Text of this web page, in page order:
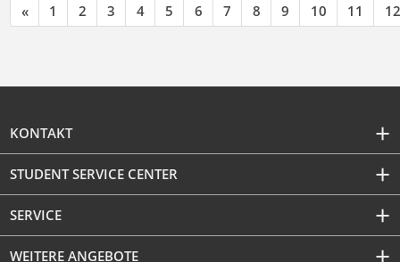
« 1 2 3 4 5 6 7 8 9 10 11 12
KONTAKT
STUDENT SERVICE CENTER
SERVICE
WEITERE ANGEBOTE